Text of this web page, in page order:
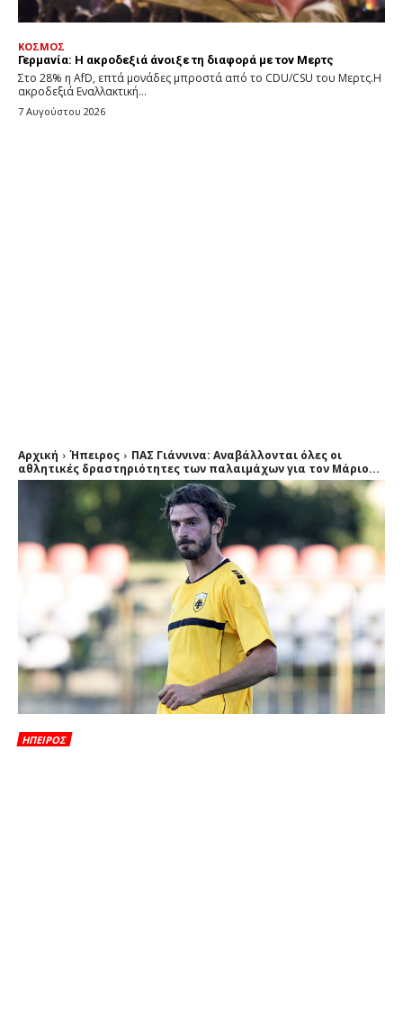
ΚΟΣΜΟΣ
Γερμανία: Η ακροδεξιά άνοιξε τη διαφορά με τον Μερτς
Στο 28% η AfD, επτά μονάδες μπροστά από το CDU/CSU του Μερτς.Η
ακροδεξιά Εναλλακτική...
7 Αυγούστου 2026